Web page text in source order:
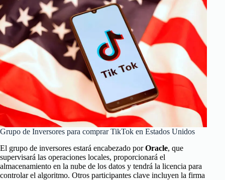
Grupo de Inversores para comprar TikTok en Estados Unidos
El grupo de inversores estará encabezado porOracle, que
supervisará las operaciones locales, proporcionará el
almacenamiento en la nube de los datos y tendrá la licencia para
controlar el algoritmo. Otros participantes clave incluyen la firma